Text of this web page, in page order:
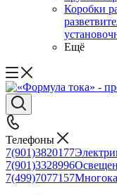
Коробки
Ещё
Телефоны
7(901)3820177
7(901)3328996
7(499)7077157